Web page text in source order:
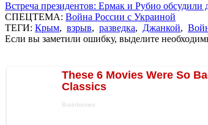
Встреча президентов: Ермак и Рубио обсудили
СПЕЦТЕМА: Война России с Украиной
ТЕГИ: Крым, взрыв, разведка, Джанкой,
Если вы заметили ошибку, выделите